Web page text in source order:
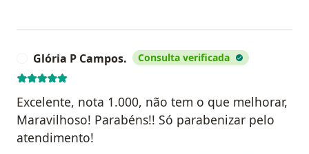
Glória P Campos. Consulta verificada
Excelente, nota 1.000, não tem o que melhorar,
Maravilhoso! Parabéns!! Só parabenizar pelo
atendimento!